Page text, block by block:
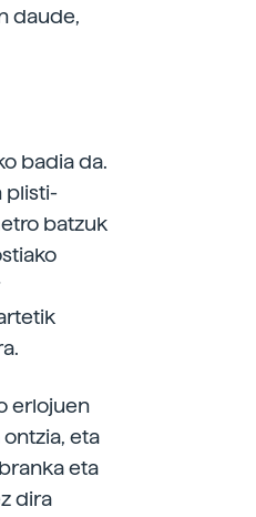
daude,
badia da.
plisti-
batzuk
erlojuen
eta
eta
dira